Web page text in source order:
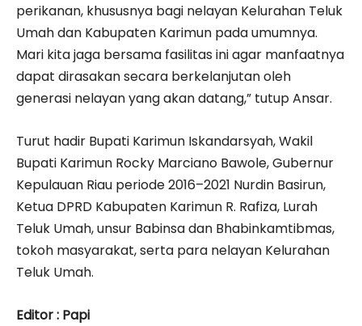
perikanan, khususnya bagi nelayan Kelurahan Teluk
Umah dan Kabupaten Karimun pada umumnya.
Mari kita jaga bersama fasilitas ini agar manfaatnya
dapat dirasakan secara berkelanjutan oleh
generasi nelayan yang akan datang,” tutup Ansar.
Turut hadir Bupati Karimun Iskandarsyah, Wakil
Bupati Karimun Rocky Marciano Bawole, Gubernur
Kepulauan Riau periode 2016–2021 Nurdin Basirun,
Ketua DPRD Kabupaten Karimun R. Rafiza, Lurah
Teluk Umah, unsur Babinsa dan Bhabinkamtibmas,
tokoh masyarakat, serta para nelayan Kelurahan
Teluk Umah.
Editor : Papi